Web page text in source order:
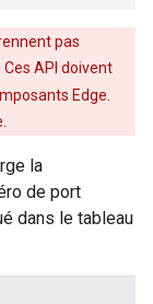
pas
. Ces API doivent
Edge.
la
de port
dans le tableau